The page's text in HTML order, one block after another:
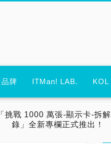
品牌 ITMan! LAB. KOL
「挑戰 1000 萬張-顯示卡-拆
錄」全新專欄正式推出！